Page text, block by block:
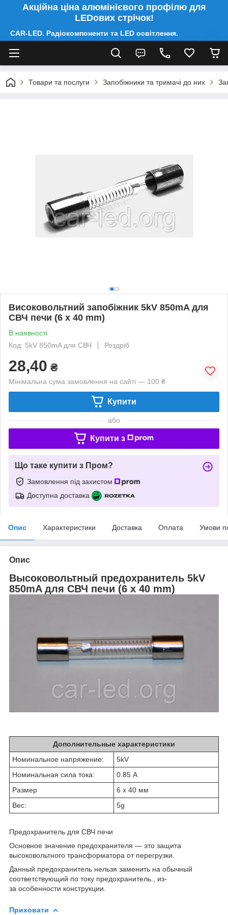
Акційна ціна алюмінієвого профілю для
LEDових стрічок!
CAR-LED. Радіокомпоненти та LED освітлення.
Товари та послуги Запобіжники та тримачі до них
Високовольтний запобіжник 5kV 850mA для
СВЧ печи (6 x 40 mm)
В наявності
Код: 5kV 850mA для СВЧ
Роздріб
28,40 ₴
Мінімальна сума замовлення на сайті — 100 ₴
Купити
або
Купити з
Що таке купити з Пром?
Замовлення під захистом
Доступна доставка
Опис Характеристики Доставка Оплата Умови
Опис
Высоковольтный предохранитель 5kV
850mA для СВЧ печи (6 x 40 mm)
Дополнительные характеристики
Номинальное напряжение:
5kV
Номинальная сила тока:
0.85 А
Размер
6 х 40 мм
Вес:
5g
Предохранитель для СВЧ печи
Основное значение предохранителя ― это защита
высоковольтного трансформатора от перегрузки.
Данный предохранитель нельзя заменить на обычный
соответствующий по току предохранитель., из-
за особенности конструкции.
Приховати